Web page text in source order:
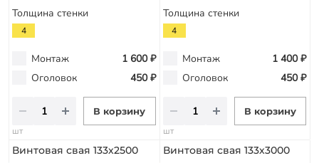
Толщина стенки
4
Монтаж
1 600 ₽
Оголовок
450 ₽
В корзину
шт
Толщина стенки
4
Монтаж
1 400 ₽
Оголовок
450 ₽
В корзину
шт
Винтовая свая 133х2500 Винтовая свая 133х3000